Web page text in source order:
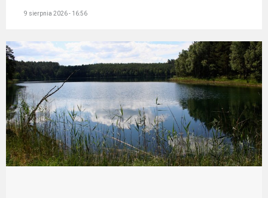
9 sierpnia 2026 - 16:56